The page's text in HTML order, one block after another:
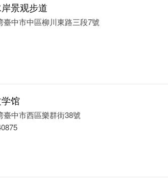
两岸。因河川两旁种有许多柳树，命名
溪川，现已蜕变为亲水步道，白天与夜
美丽。
巷 一直连向西北方向）是清朝聚落。
景观步道
臺中市中區柳川東路三段7號
馆
臺中市西區樂群街38號